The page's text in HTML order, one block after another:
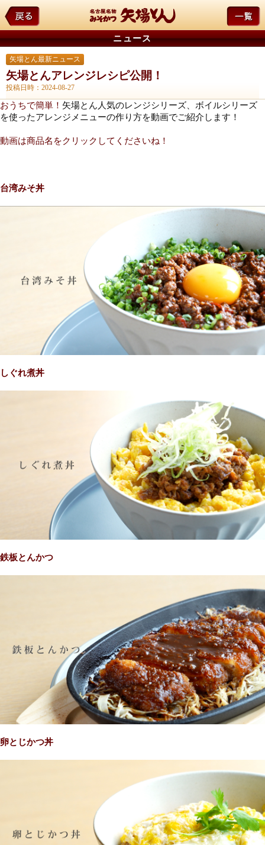
ニュース
矢場とん最新ニュース
矢場とんアレンジレシピ公開！
投稿日時：2024-08-27
おうちで簡単！ 矢場とん人気のレンジシリーズ、ボイルシリーズ
を使ったアレンジメニューの作り方を動画でご紹介します！
動画は商品名をクリックしてくださいね！
台湾みそ丼
しぐれ煮丼
鉄板とんかつ
卵とじかつ丼